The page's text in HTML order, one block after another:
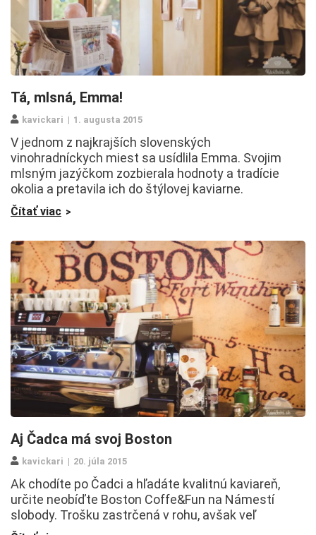
Tá, mlsná, Emma!
kavickari 1. augusta 2015
V jednom z najkrajších slovenských
vinohradníckych miest sa usídlila Emma. Svojim
mlsným jazýčkom zozbierala hodnoty a tradície
okolia a pretavila ich do štýlovej kaviarne.
Čítať viac
Aj Čadca má svoj Boston
kavickari 20. júla 2015
Ak chodíte po Čadci a hľadáte kvalitnú kaviareň,
určite neobíďte Boston Coffe&Fun na Námestí
slobody. Trošku zastrčená v rohu, avšak veľ